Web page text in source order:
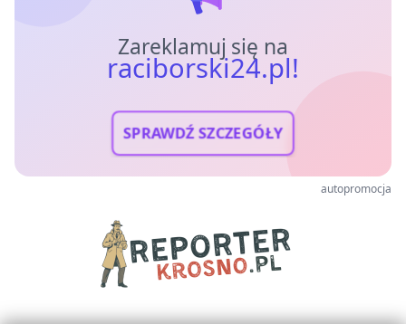
Zareklamuj się na
raciborski24.pl!
SPRAWDŹ SZCZEGÓŁY
autopromocja